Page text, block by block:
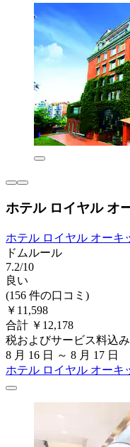
ホテル ロイヤル オ
ホテル ロイヤル オーキ
ドムルール
7.2/10
良い
(156 件の口コミ)
￥11,598
合計 ￥12,178
税およびサービス料込み
8 月 16 日 ～ 8 月 17 日
ホテル ロイヤル オーキ